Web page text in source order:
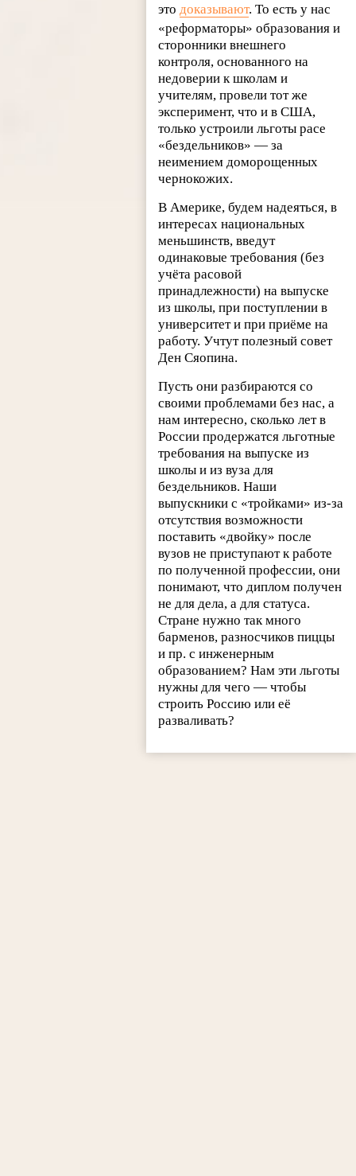
этодоказывают. То есть у нас
«реформаторы» образования и
сторонники внешнего
контроля, основанного на
недоверии к школам и
учителям, провели тот же
эксперимент, что и в США,
только устроили льготы расе
«бездельников» — за
неимением доморощенных
чернокожих.
В Америке, будем надеяться, в
интересах национальных
меньшинств, введут
одинаковые требования (без
учёта расовой
принадлежности) на выпуске
из школы, при поступлении в
университет и при приёме на
работу. Учтут полезный совет
Ден Сяопина.
Пусть они разбираются со
своими проблемами без нас, а
нам интересно, сколько лет в
России продержатся льготные
требования на выпуске из
школы и из вуза для
бездельников. Наши
выпускники с «тройками» из-за
отсутствия возможности
поставить «двойку» после
вузов не приступают к работе
по полученной профессии, они
понимают, что диплом получен
не для дела, а для статуса.
Стране нужно так много
барменов, разносчиков пиццы
и пр. с инженерным
образованием? Нам эти льготы
нужны для чего — чтобы
строить Россию или её
разваливать?